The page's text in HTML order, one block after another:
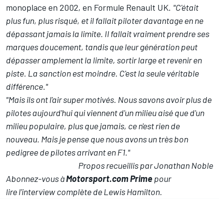
monoplace en 2002, en Formule Renault UK. "C'était
plus fun, plus risqué, et il fallait piloter davantage en ne
dépassant jamais la limite. Il fallait vraiment prendre ses
marques doucement, tandis que leur génération peut
dépasser amplement la limite, sortir large et revenir en
piste. La sanction est moindre. C'est la seule véritable
différence."
"Mais ils ont l'air super motivés. Nous savons avoir plus de
pilotes aujourd'hui qui viennent d'un milieu aisé que d'un
milieu populaire, plus que jamais, ce n'est rien de
nouveau. Mais je pense que nous avons un très bon
pedigree de pilotes arrivant en F1."
Propos recueillis par Jonathan Noble
Abonnez-vous àMotorsport.com Primepour
lirel'interview complète de Lewis Hamilton.